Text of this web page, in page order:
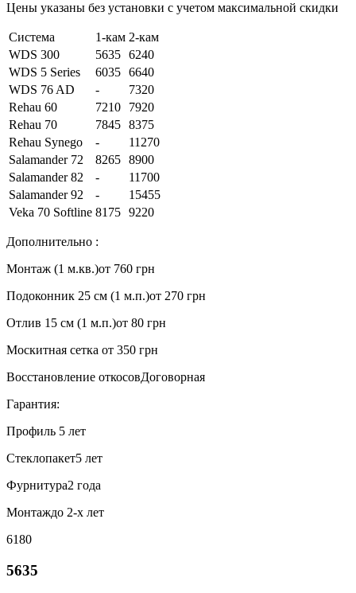
Цены указаны без установки с учетом максимальной скидки
Система 1-кам 2-кам
WDS 300
5635 6240
WDS 5 Series
6035 6640
WDS 76 AD
-
7320
Rehau 60
7210
7920
Rehau 70
7845 8375
Rehau Synego
-
11270
Salamander 72
8265 8900
Salamander 82
-
11700
Salamander 92
-
15455
Veka 70 Softline 8175 9220
Дополнительно :
Монтаж (1 м.кв.)от 760 грн
Подоконник 25 см (1 м.п.)от 270 грн
Отлив 15 см (1 м.п.)от 80 грн
Москитная сетка от 350 грн
Восстановление откосовДоговорная
Гарантия:
Профиль 5 лет
Стеклопакет5 лет
Фурнитура2 года
Монтаждо 2-х лет
6180
5635